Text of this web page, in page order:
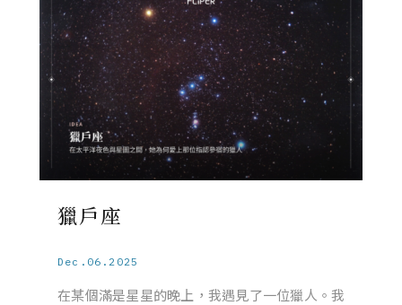
獵戶座
Dec.06.2025
在某個滿是星星的晚上，我遇見了一位獵人。我